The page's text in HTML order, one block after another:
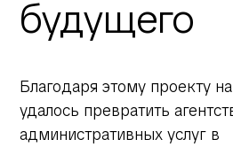
будущего
Благодаря этому проекту
удалось превратить
административных услуг в